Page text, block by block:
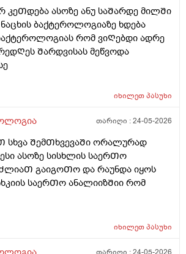
კეᲗდება ასოზე ანუ საᲨარდე მილᲨი
ბაქტეროლოგიაზე ხდება
ბაქტეროლოგიას რომ ვიᲦებდი ადრე
Შარდვისას მეწვოდა
იხილეთპასუხი
თარიღი :24-05-2026
სხვა ᲨემᲗხვევაᲨი ორალურად
ასოზე სისხლის საერᲗო
გაიგოᲗო და რაუნდა იყოს
საერᲗო ანალიიზᲨიი რომ
იხილეთპასუხი